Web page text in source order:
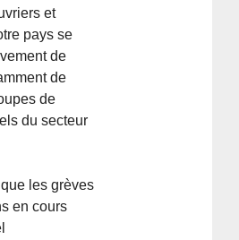
et
pays se
de
de
de
du secteur
que les grèves
en cours